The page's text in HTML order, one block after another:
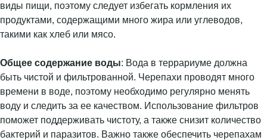
виды пищи, поэтому следует избегать кормления их
продуктами, содержащими много жира или углеводов,
такими как хлеб или мясо.
Общее содержание воды: Вода в террариуме должна
быть чистой и фильтрованной. Черепахи проводят много
времени в воде, поэтому необходимо регулярно менять
воду и следить за ее качеством. Использование фильтров
поможет поддерживать чистоту, а также снизит количество
бактерий и паразитов. Важно также обеспечить черепахам